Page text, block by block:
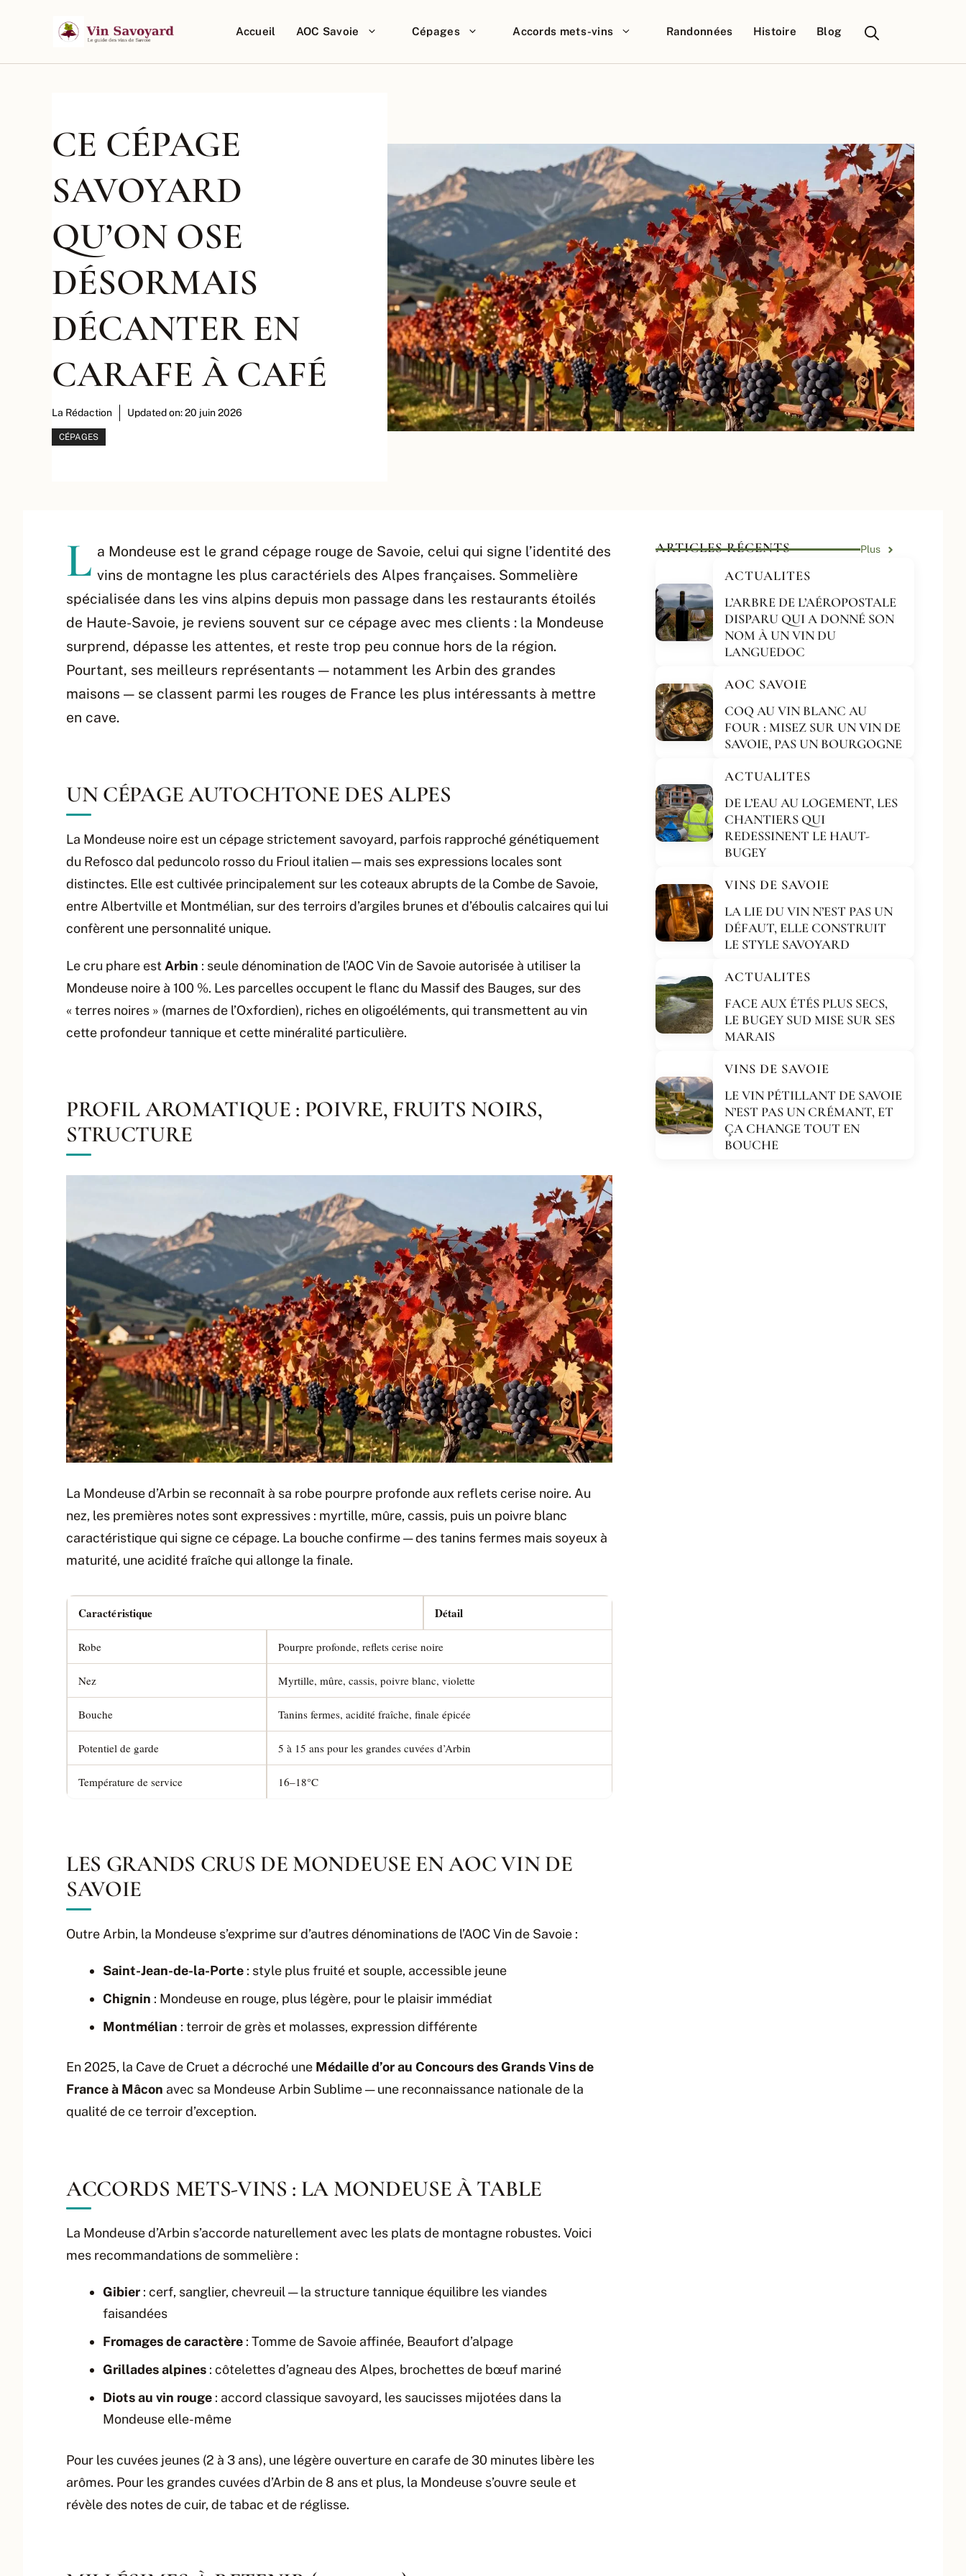
Accueil AOC Savoie Cépages Accords mets-vins Randonnées Histoire Blog
CE CÉPAGE
SAVOYARD
QU’ON OSE
DÉSORMAIS
DÉCANTER EN
CARAFE À CAFÉ
La Rédaction Updated on:20 juin 2026
CÉPAGES
L a Mondeuse est le grand cépage rouge de Savoie, celui qui signe l’identité des
vins de montagne les plus caractériels des Alpes françaises. Sommelière
spécialisée dans les vins alpins depuis mon passage dans les restaurants étoilés
de Haute-Savoie, je reviens souvent sur ce cépage avec mes clients : la Mondeuse
surprend, dépasse les attentes, et reste trop peu connue hors de la région.
Pourtant, ses meilleurs représentants — notamment les Arbin des grandes
maisons — se classent parmi les rouges de France les plus intéressants à mettre
en cave.
UN CÉPAGE AUTOCHTONE DES ALPES
La Mondeuse noire est un cépage strictement savoyard, parfois rapproché génétiquement
du Refosco dal peduncolo rosso du Frioul italien — mais ses expressions locales sont
distinctes. Elle est cultivée principalement sur les coteaux abrupts de la Combe de Savoie,
entre Albertville et Montmélian, sur des terroirs d’argiles brunes et d’éboulis calcaires qui lui
confèrent une personnalité unique.
Le cru phare est Arbin : seule dénomination de l’AOC Vin de Savoie autorisée à utiliser la
Mondeuse noire à 100 %. Les parcelles occupent le flanc du Massif des Bauges, sur des
« terres noires » (marnes de l’Oxfordien), riches en oligoéléments, qui transmettent au vin
cette profondeur tannique et cette minéralité particulière.
PROFIL AROMATIQUE : POIVRE, FRUITS NOIRS,
STRUCTURE
La Mondeuse d’Arbin se reconnaît à sa robe pourpre profonde aux reflets cerise noire. Au
nez, les premières notes sont expressives : myrtille, mûre, cassis, puis un poivre blanc
caractéristique qui signe ce cépage. La bouche confirme — des tanins fermes mais soyeux à
maturité, une acidité fraîche qui allonge la finale.
Caractéristique Détail
Robe Pourpre profonde, reflets cerise noire
Nez Myrtille, mûre, cassis, poivre blanc, violette
Bouche Tanins fermes, acidité fraîche, finale épicée
Potentiel de garde 5 à 15 ans pour les grandes cuvées d’Arbin
Température de service 16–18°C
LES GRANDS CRUS DE MONDEUSE EN AOC VIN DE
SAVOIE
Outre Arbin, la Mondeuse s’exprime sur d’autres dénominations de l’AOC Vin de Savoie :
Saint-Jean-de-la-Porte : style plus fruité et souple, accessible jeune
Chignin : Mondeuse en rouge, plus légère, pour le plaisir immédiat
Montmélian : terroir de grès et molasses, expression différente
En 2025, la Cave de Cruet a décroché une Médaille d’or au Concours des Grands Vins de
France à Mâcon avec sa Mondeuse Arbin Sublime — une reconnaissance nationale de la
qualité de ce terroir d’exception.
ACCORDS METS-VINS : LA MONDEUSE À TABLE
La Mondeuse d’Arbin s’accorde naturellement avec les plats de montagne robustes. Voici
mes recommandations de sommelière :
Gibier : cerf, sanglier, chevreuil — la structure tannique équilibre les viandes
faisandées
Fromages de caractère : Tomme de Savoie affinée, Beaufort d’alpage
Grillades alpines : côtelettes d’agneau des Alpes, brochettes de bœuf mariné
Diots au vin rouge : accord classique savoyard, les saucisses mijotées dans la
Mondeuse elle-même
Pour les cuvées jeunes (2 à 3 ans), une légère ouverture en carafe de 30 minutes libère les
arômes. Pour les grandes cuvées d’Arbin de 8 ans et plus, la Mondeuse s’ouvre seule et
révèle des notes de cuir, de tabac et de réglisse.
ARTICLES RÉCENTS Plus
ACTUALITES
L’ARBRE DE L’AÉROPOSTALE
DISPARU QUI A DONNÉ SON
NOM À UN VIN DU
LANGUEDOC
AOC SAVOIE
COQ AU VIN BLANC AU
FOUR : MISEZ SUR UN VIN DE
SAVOIE, PAS UN BOURGOGNE
ACTUALITES
DE L’EAU AU LOGEMENT, LES
CHANTIERS QUI
REDESSINENT LE HAUT-
BUGEY
VINS DE SAVOIE
LA LIE DU VIN N’EST PAS UN
DÉFAUT, ELLE CONSTRUIT
LE STYLE SAVOYARD
ACTUALITES
FACE AUX ÉTÉS PLUS SECS,
LE BUGEY SUD MISE SUR SES
MARAIS
VINS DE SAVOIE
LE VIN PÉTILLANT DE SAVOIE
N’EST PAS UN CRÉMANT, ET
ÇA CHANGE TOUT EN
BOUCHE